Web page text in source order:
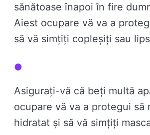
sănătoase înapoi în fire
Aiest ocupare vă va a
să vă simțiți copleșiți sau
Asigurați-vă că beți multă
ocupare vă va a protegui să
hidratat și să vă simțiți